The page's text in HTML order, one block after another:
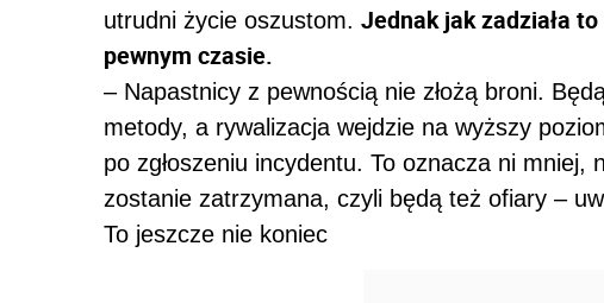
utrudni życie oszustom. Jednak jak zadziała
pewnym czasie.
– Napastnicy z pewnością nie złożą broni.
metody, a rywalizacja wejdzie na wyższy
po zgłoszeniu incydentu. To oznacza ni
zostanie zatrzymana, czyli będą też ofiary –
To jeszcze nie koniec